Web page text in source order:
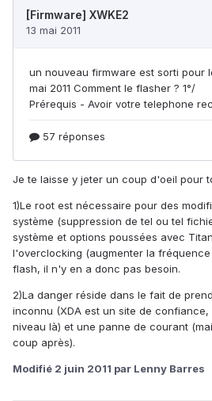
Je te laisse y jeter un coup d'oeil pour
1)Le root est nécessaire pour des
système (suppression de tel ou tel
système et options poussées avec
l'overclocking (augmenter la
flash, il n'y en a donc pas besoin.
2)La danger réside dans le fait de
inconnu (XDA est un site de
niveau là) et une panne de courant
coup après).
Modifié 2 juin 2011 par Lenny Barres